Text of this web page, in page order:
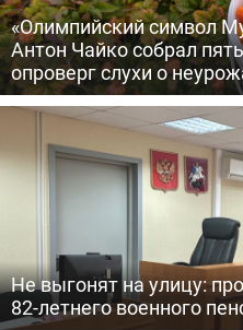
«Олимпийский символ
Антон Чайко собрал
опроверг слухи о
Не выгонят на улицу:
82-летнего военного